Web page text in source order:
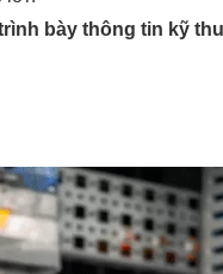
bày thông tin kỹ